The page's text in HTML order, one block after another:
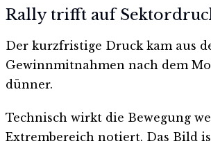
Rally trifft auf
Der kurzfristige Druck kam aus
Gewinnmitnahmen nach dem
dünner.
Technisch wirkt die Bewegung
Extrembereich notiert. Das Bild